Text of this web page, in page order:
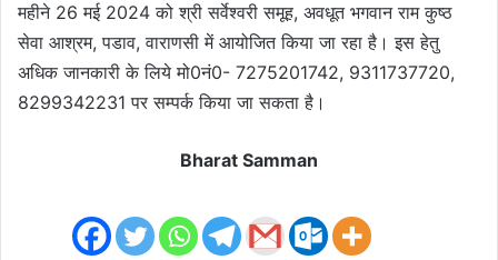
महीने 26 मई 2024 को श्री सर्वेश्वरी समूह, अवधूत भगवान राम कुष्ठ
सेवा आश्रम, पडाव, वाराणसी में आयोजित किया जा रहा है। इस हेतु
अधिक जानकारी के लिये मो0नं0- 7275201742, 9311737720,
8299342231 पर सम्पर्क किया जा सकता है।
Bharat Samman